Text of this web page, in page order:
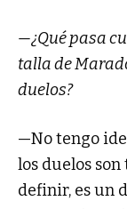
—¿Qué pasa
talla de
duelos?
—No tengo
los duelos son
definir, es un